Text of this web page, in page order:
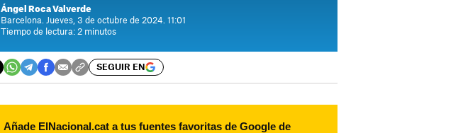
Ángel Roca Valverde
Barcelona. Jueves, 3 de octubre de 2024. 11:01
Tiempo de lectura: 2 minutos
SEGUIR EN
Añade ElNacional.cat a tus fuentes favoritas de Google de